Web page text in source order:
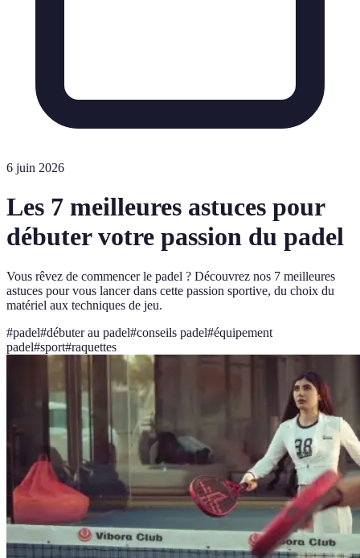
6 juin 2026
Les 7 meilleures astuces pour
débuter votre passion du padel
Vous rêvez de commencer le padel ? Découvrez nos 7 meilleures
astuces pour vous lancer dans cette passion sportive, du choix du
matériel aux techniques de jeu.
#padel#débuter au padel#conseils padel#équipement
padel#sport#raquettes